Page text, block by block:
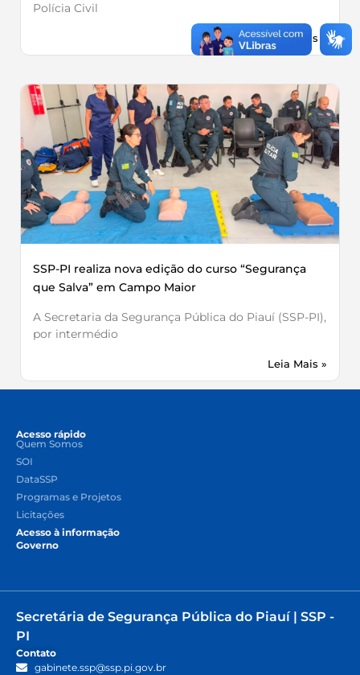
Polícia Civil
Leia Mais »
SSP-PI realiza nova edição do curso “Segurança
que Salva” em Campo Maior
A Secretaria da Segurança Pública do Piauí (SSP-PI),
por intermédio
Leia Mais »
Acesso rápido
Quem Somos
SOI
DataSSP
Programas e Projetos
Licitações
Acesso à informação
Governo
Secretária de Segurança Pública do Piauí | SSP -
PI
Contato
gabinete.ssp@ssp.pi.gov.br